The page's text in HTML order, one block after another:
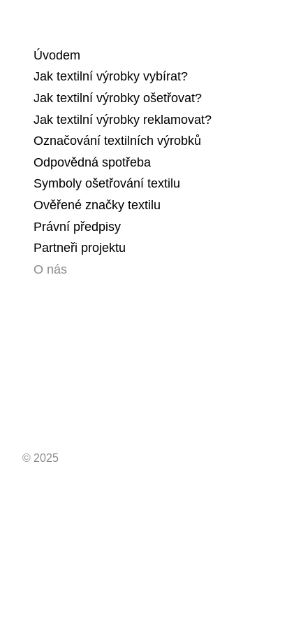
Úvodem
Jak textilní výrobky vybírat?
Jak textilní výrobky ošetřovat?
Jak textilní výrobky reklamovat?
Označování textilních výrobků
Odpovědná spotřeba
Symboly ošetřování textilu
Ověřené značky textilu
Právní předpisy
Partneři projektu
O nás
© 2025